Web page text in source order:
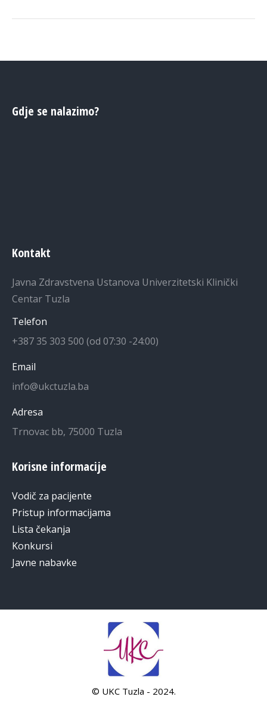
Gdje se nalazimo?
Kontakt
Javna Zdravstvena Ustanova Univerzitetski Klinički
Centar Tuzla
Telefon
+387 35 303 500 (od 07:30 -24:00)
Email
info@ukctuzla.ba
Adresa
Trnovac bb, 75000 Tuzla
Korisne informacije
Vodič za pacijente
Pristup informacijama
Lista čekanja
Konkursi
Javne nabavke
© UKC Tuzla - 2024.